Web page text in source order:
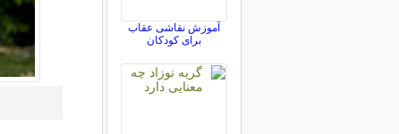
آموزش نقاشی عقاب
برای کودکان